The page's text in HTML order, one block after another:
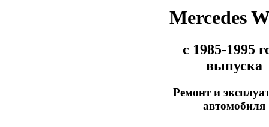
Mercedes
с 1985-1995
выпуска
Ремонт и
автомобиля